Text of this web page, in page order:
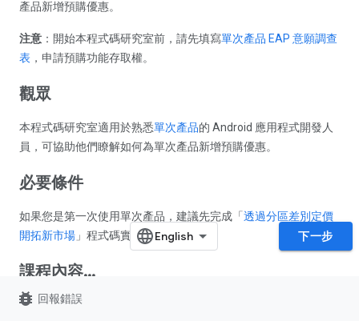
產品新增預購優惠。
注意 ：開始本程式碼研究室前，請先填寫單次產品 EAP 意願調查
表 ，申請預購功能存取權。
觀眾
本程式碼研究室適用於熟悉單次產品的 Android 應用程式開發人
員，可協助他們瞭解如何為單次產品新增預購優惠。
必要條件
如果您是第一次使用單次產品，建議先完成「 透過分區差別定價
開拓新市場 」程式碼實驗室。
課程內容...
如何使用
下一步
bug_report 回報錯誤